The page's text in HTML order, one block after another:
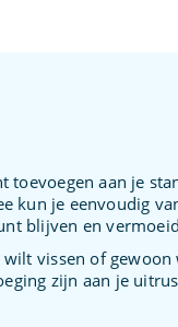
toevoegen aan je
kun je eenvoudig
blijven en
vissen of
zijn aan je